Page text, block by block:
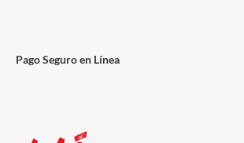
Pago Seguro en Línea